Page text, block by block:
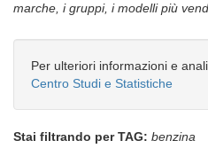
marche, i gruppi, i modelli più
Per ulteriori informazioni e
Centro Studi e Statistiche
Stai filtrando per TAG: benzina